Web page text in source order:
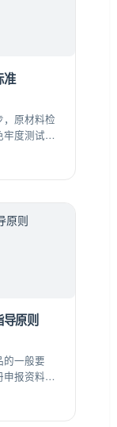
准
，原材料检
度测试、
原则
的一般要
报资料的
，需具体